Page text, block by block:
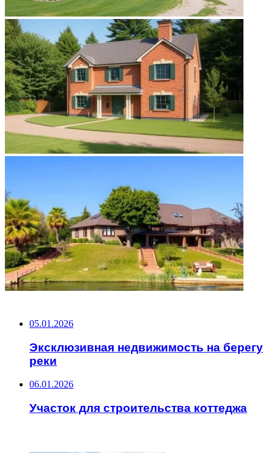
05.01.2026
Эксклюзивная недвижимость на берегу
реки
06.01.2026
Участок для строительства коттеджа